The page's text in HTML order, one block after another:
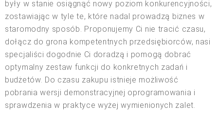
były w stanie osiągnąć nowy poziom konkurencyjności,
zostawiając w tyle te, które nadal prowadzą biznes w
staromodny sposób. Proponujemy Ci nie tracić czasu,
dołącz do grona kompetentnych przedsiębiorców, nasi
specjaliści dogodnie Ci doradzą i pomogą dobrać
optymalny zestaw funkcji do konkretnych zadań i
budżetów. Do czasu zakupu istnieje możliwość
pobrania wersji demonstracyjnej oprogramowania i
sprawdzenia w praktyce wyżej wymienionych zalet.